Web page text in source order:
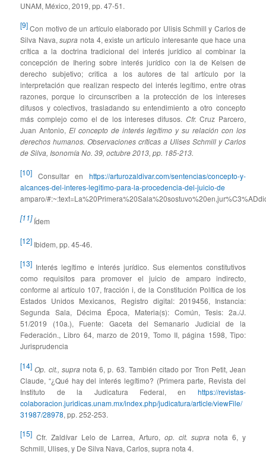
UNAM, México, 2019, pp. 47-51.
[9]Con motivo de un artículo elaborado por Ulisis Schmill y Carlos de
Silva Nava,supra nota 4, existe un artículo interesante que hace una
crítica a la doctrina tradicional del interés jurídico al combinar la
concepción de Ihering sobre interés jurídico con la de Kelsen de
derecho subjetivo; critica a los autores de tal artículo por la
interpretación que realizan respecto del interés legítimo, entre otras
razones, porque lo circunscriben a la protección de los intereses
difusos y colectivos, trasladando su entendimiento a otro concepto
más complejo como el de los intereses difusos. Cfr. Cruz Parcero,
Juan Antonio, El concepto de interés legítimo y su relación con los
derechos humanos. Observaciones críticas a Ulises Schmill y Carlos
de Silva, Isonomía No. 39, octubre 2013, pp. 185-213.
[10] Consultar en https://arturozaldivar.com/sentencias/concepto-y-
alcances-del-interes-legitimo-para-la-procedencia-del-juicio-de
amparo/
[11] Ídem
[12] Ibidem, pp. 45-46.
[13] Interés legítimo e interés jurídico. Sus elementos constitutivos
como requisitos para promover el juicio de amparo indirecto,
conforme al artículo 107, fracción i, de la Constitución Política de los
Estados Unidos Mexicanos, Registro digital: 2019456, Instancia:
Segunda Sala, Décima Época, Materia(s): Común, Tesis: 2a./J.
51/2019 (10a.), Fuente: Gaceta del Semanario Judicial de la
Federación., Libro 64, marzo de 2019, Tomo II, página 1598, Tipo:
Jurisprudencia
[14] Op. cit., supranota 6, p. 63. También citado por Tron Petit, Jean
Claude, “¿Qué hay del interés legítimo? (Primera parte, Revista del
Instituto de la Judicatura Federal, en https://revistas-
colaboracion.juridicas.unam.mx/index.php/judicatura/article/viewFile/
31987/28978, pp. 252-253.
[15] Cfr. Zaldívar Lelo de Larrea, Arturo, op. cit. supra nota 6, y
Schmill, Ulises, y De Silva Nava, Carlos, supra nota 4.